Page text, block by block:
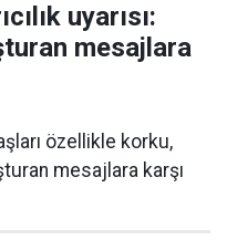
uyarısı:
mesajlara
özellikle korku,
mesajlara karşı